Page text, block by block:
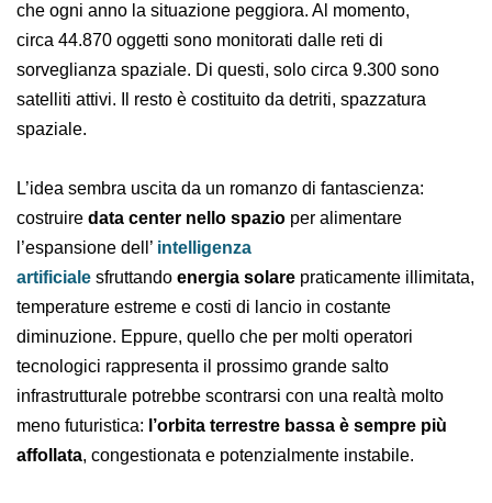
è che ogni anno la situazione peggiora. Al momento,
circa 44.870 oggetti sono monitorati dalle reti di
sorveglianza spaziale. Di questi, solo circa 9.300 sono
satelliti attivi. Il resto è costituito da detriti, spazzatura
spaziale.
L’idea sembra uscita da un romanzo di fantascienza:
costruiredata center nello spazioper alimentare
l’espansione dell’intelligenza
artificialesfruttandoenergia solarepraticamente
illimitata, temperature estreme e costi di lancio in
costante diminuzione. Eppure, quello che per molti
operatori tecnologici rappresenta il prossimo grande
salto infrastrutturale potrebbe scontrarsi con una
realtà molto meno futuristica:l’orbita terrestre bassa
è sempre più affollata, congestionata e